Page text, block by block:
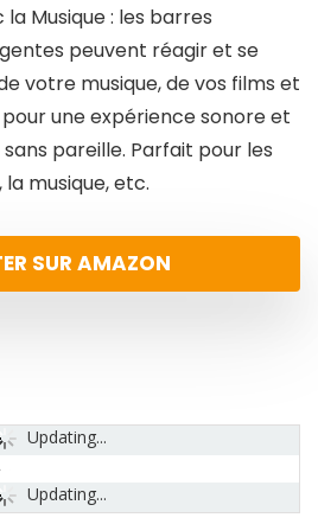
Musique : les barres
peuvent réagir et se
votre musique, de vos films et
pour une expérience sonore et
pareille. Parfait pour les
musique, etc.
SUR AMAZON
Updating...
Updating...